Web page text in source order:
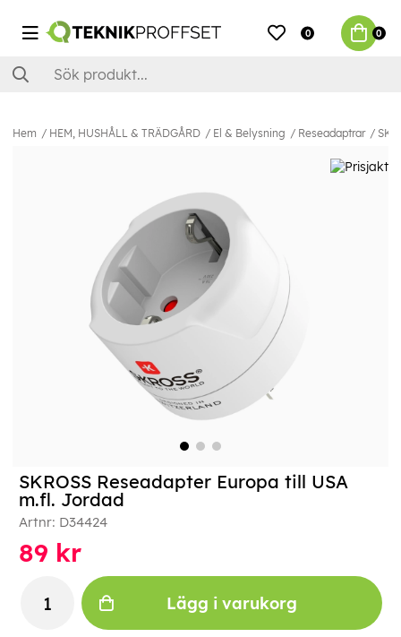
0 0
Hem HEM, HUSHÅLL & TRÄDGÅRD El & Belysning Reseadaptrar
SKROSS Reseadapter Europa till USA
m.fl. Jordad
Artnr: D34424
89 kr
Lägg i varukorg